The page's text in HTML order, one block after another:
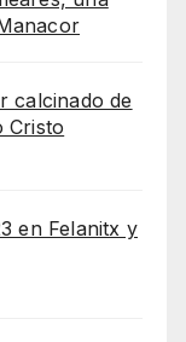
calcinado de
Cristo
en Felanitx y